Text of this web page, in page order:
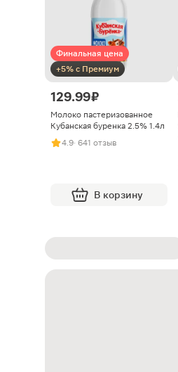
Финальная цена
+5% с Премиум
129.99 ₽
Молоко пастеризованное
Кубанская буренка 2.5% 1.4л
4.9· 641 отзыв
В корзину